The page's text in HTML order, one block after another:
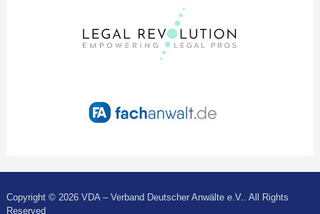
Copyright © 2026 VDA – Verband Deutscher Anwälte e.V.. All Rights
Reserved